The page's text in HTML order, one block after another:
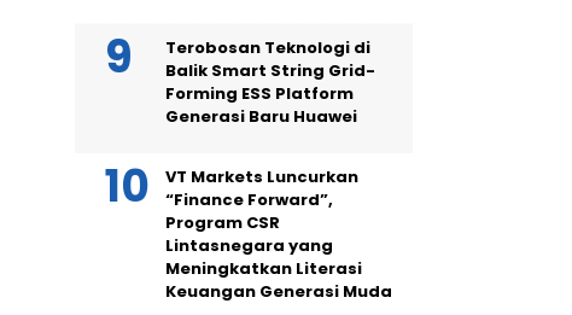
Terobosan Teknologi di
Balik Smart String Grid-
Forming ESS Platform
Generasi Baru Huawei
VT Markets Luncurkan
“Finance Forward”,
Program CSR
Lintasnegara yang
Meningkatkan Literasi
Keuangan Generasi Muda